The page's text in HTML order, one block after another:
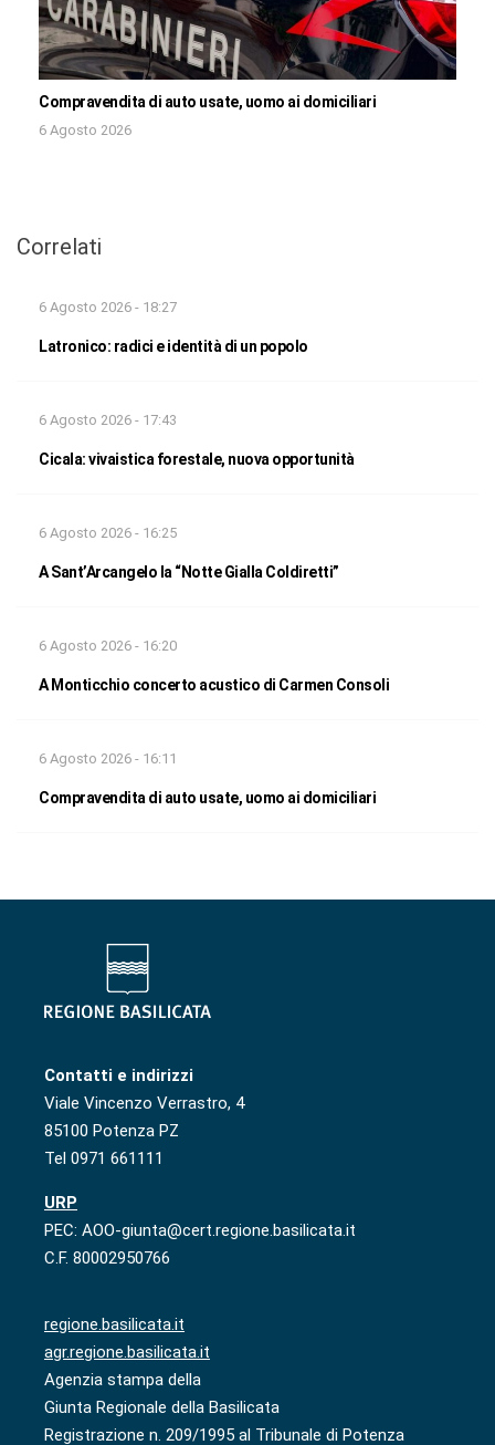
Compravendita di auto usate, uomo ai domiciliari
6 Agosto 2026
Correlati
6 Agosto 2026 - 18:27
Latronico: radici e identità di un popolo
6 Agosto 2026 - 17:43
Cicala: vivaistica forestale, nuova opportunità
6 Agosto 2026 - 16:25
A Sant’Arcangelo la “Notte Gialla Coldiretti”
6 Agosto 2026 - 16:20
A Monticchio concerto acustico di Carmen Consoli
6 Agosto 2026 - 16:11
Compravendita di auto usate, uomo ai domiciliari
Contatti e indirizzi
Viale Vincenzo Verrastro, 4
85100 Potenza PZ
Tel 0971 661111
URP
PEC: AOO-giunta@cert.regione.basilicata.it
C.F. 80002950766
regione.basilicata.it
agr.regione.basilicata.it
Agenzia stampa della
Giunta Regionale della Basilicata
Registrazione n. 209/1995 al Tribunale di Potenza